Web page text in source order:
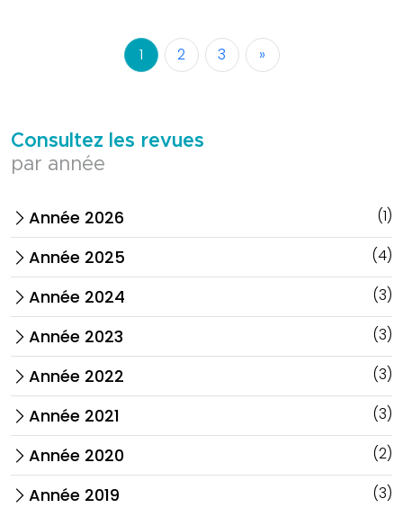
1 2 3 »
Consultez les revues
par année
arrow_forward_ios Année 2026 (1)
arrow_forward_ios Année 2025 (4)
arrow_forward_ios Année 2024 (3)
arrow_forward_ios Année 2023 (3)
arrow_forward_ios Année 2022 (3)
arrow_forward_ios Année 2021 (3)
arrow_forward_ios Année 2020 (2)
arrow_forward_ios Année 2019 (3)